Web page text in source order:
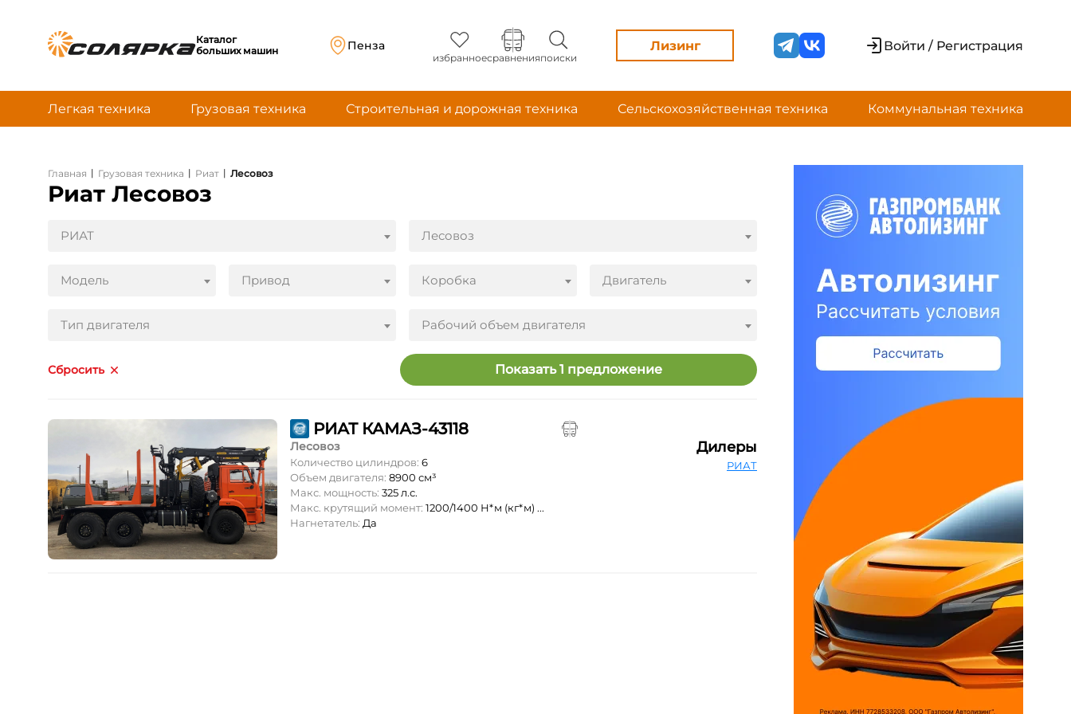
Каталог
больших машин
Пенза
избранноесравненияпоиски
Лизинг Войти / Регистрация
Легкая техника Грузовая техника Строительная и дорожная техника Сельскохозяйственная техника Коммунальная техника
Главная | Грузовая техника | Риат | Лесовоз
Риат Лесовоз
РИАТ
Модель Привод
Тип двигателя
Лесовоз
Коробка Двигатель
Рабочий объем двигателя
Сбросить Показать 1 предложение
РИАТ КАМАЗ-43118
Лесовоз
Количество цилиндров: 6
Объем двигателя: 8900 см³
Макс. мощность: 325 л.с.
Макс. крутящий момент: 1200/1400 Н*м (кг*м) ...
Нагнетатель: Да
Дилеры
РИАТ